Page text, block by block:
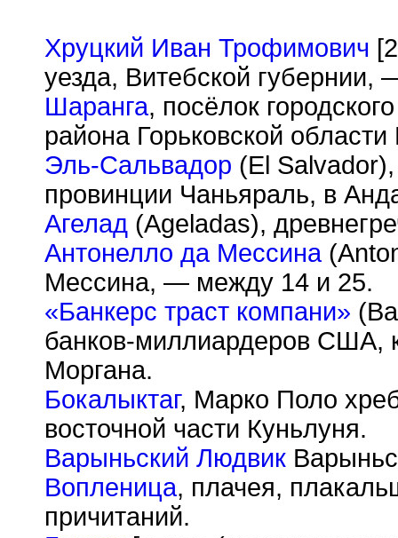
Хруцкий Иван Трофимович
уезда, Витебской губернии,
Шаранга, посёлок
района Горьковской
Эль-Сальвадор (El
провинции Чаньяраль, в
Агелад (Ageladas),
Антонелло да Мессина
Мессина, — между 14 и 25.
«Банкерс траст компани»
банков-миллиардеров США,
Моргана.
Бокалыктаг, Марко Поло
восточной части Куньлуня.
Варыньский Людвик
Вопленица, плачея,
причитаний.